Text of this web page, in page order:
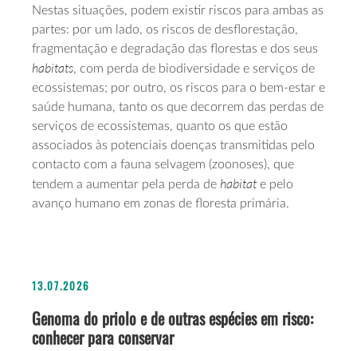
Nestas situações, podem existir riscos para ambas as
partes: por um lado, os riscos de desflorestação,
fragmentação e degradação das florestas e dos seus
habitats, com perda de biodiversidade e serviços de
ecossistemas; por outro, os riscos para o bem-estar e
saúde humana, tanto os que decorrem das perdas de
serviços de ecossistemas, quanto os que estão
associados às potenciais doenças transmitidas pelo
contacto com a fauna selvagem (zoonoses), que
tendem a aumentar pela perda de habitate pelo
avanço humano em zonas de floresta primária.
13.07.2026
Genoma do priolo e de outras espécies em risco:
conhecer para conservar